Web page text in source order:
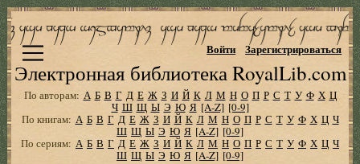
Электронная библиотека RoyalLib.com
Войти Зарегистрироваться
По авторам: А Б В Г Д Е Ж З И Й К Л М Н О П Р С Т У Ф Х Ц
Ч Ш Щ Ы Э Ю Я [A-Z] [0-9]
По книгам: А Б В Г Д Е Ж З И Й К Л М Н О П Р С Т У Ф Х Ц Ч
Ш Щ Ы Э Ю Я [A-Z] [0-9]
По сериям: А Б В Г Д Е Ж З И Й К Л М Н О П Р С Т У Ф Х Ц Ч
Ш Щ Ы Э Ю Я [A-Z] [0-9]